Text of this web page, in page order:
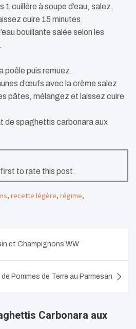
cuillère à soupe d’eau, salez,
cuire 15 minutes.
bouillante salée selon les
poêle puis remuez.
d’œufs avec la crème salez
pâtes, mélangez et laissez cuire
de spaghettis carbonara aux
to rate this post.
, recette légère, régime,
et Champignons WW
Pommes de Terre au Parmesan
Carbonara aux